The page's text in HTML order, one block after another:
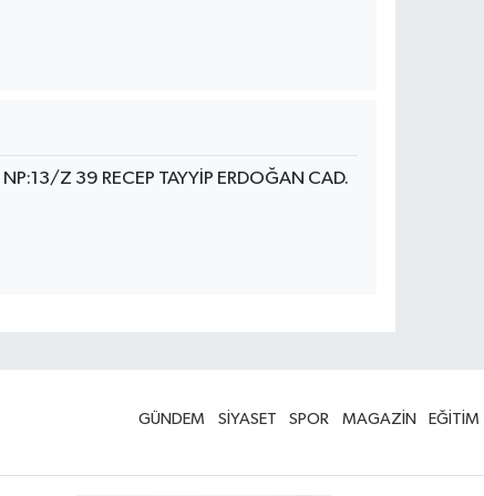
Z 39 RECEP TAYYİP ERDOĞAN CAD.
GÜNDEM SİYASET SPOR MAGAZİN EĞİTİM